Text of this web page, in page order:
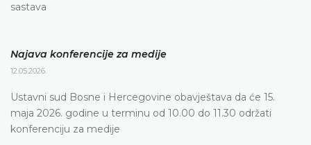
sastava
Najava konferencije za medije
12.05.2026.
Ustavni sud Bosne i Hercegovine obavještava da će 15.
maja 2026. godine u terminu od 10.00 do 11.30 održati
konferenciju za medije